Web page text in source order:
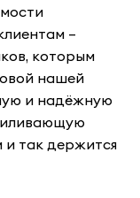
–
которым
нашей
и надёжную
так держится